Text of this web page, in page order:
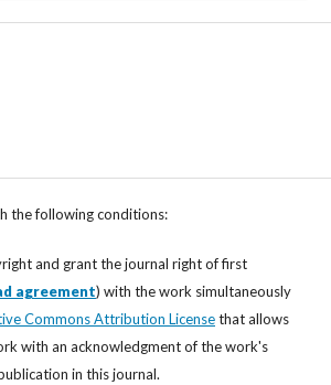
the following conditions:
and grant the journal right of first
agreement) with the work simultaneously
Commons Attribution Licensethat allows
with an acknowledgment of the work's
in this journal.